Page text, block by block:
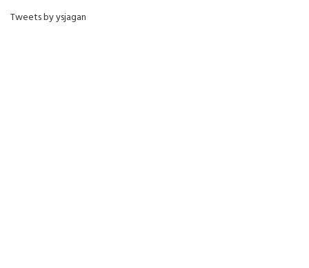
Tweets by ysjagan